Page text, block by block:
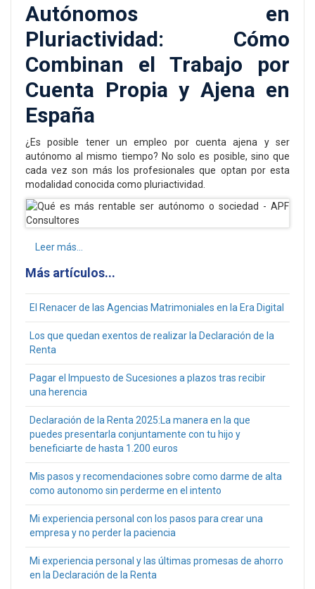
Autónomos en
Pluriactividad: Cómo
Combinan el Trabajo por
Cuenta Propia y Ajena en
España
¿Es posible tener un empleo por cuenta ajena y ser
autónomo al mismo tiempo? No solo es posible, sino que
cada vez son más los profesionales que optan por esta
modalidad conocida como pluriactividad.
Leer más...
Más artículos...
El Renacer de las Agencias Matrimoniales en la Era Digital
Los que quedan exentos de realizar la Declaración de la
Renta
Pagar el Impuesto de Sucesiones a plazos tras recibir
una herencia
Declaración de la Renta 2025:La manera en la que
puedes presentarla conjuntamente con tu hijo y
beneficiarte de hasta 1.200 euros
Mis pasos y recomendaciones sobre como darme de alta
como autonomo sin perderme en el intento
Mi experiencia personal con los pasos para crear una
empresa y no perder la paciencia
Mi experiencia personal y las últimas promesas de ahorro
en la Declaración de la Renta